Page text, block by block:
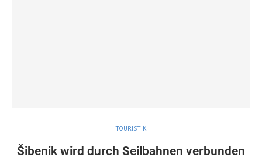
TOURISTIK
Šibenik wird durch Seilbahnen verbunden